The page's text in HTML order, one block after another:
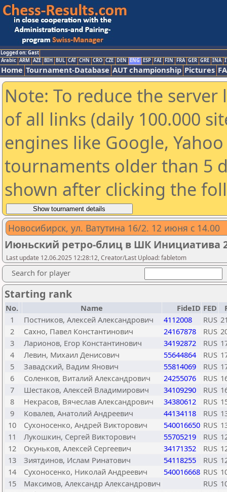
Logged on: Gast
Arabic ARM AZE BIH BUL CAT CHN CRO CZE DEN ENG ESP FAI FIN FRA GER GRE INA
Home Tournament-Database AUT championship Pictures
Note: To reduce the
of all links (daily 100.000
engines like Google,
tournaments older than 5
shown after clicking the
Новосибирск, ул. Ватутина 16/2. 12 июня с 14.00
Июньский ретро-блиц в ШК Инициатива
Last update 12.06.2025 12:28:12, Creator/Last Upload: fabletom
Search for player
Starting rank
No. Name FideID FED
1
Постников, Алексей Александрович 4112008 RUS
2
Сахно, Павел Константинович 24167878 RUS
3
Ларионов, Егор Константинович 34192872 RUS
4
Левин, Михаил Денисович 55644864 RUS
5
Завадский, Вадим Янович 55814069 RUS
6
Соленков, Виталий Александрович 24255076 RUS
7
Шестаков, Алексей Владимирович 34109290 RUS
8
Некрасов, Вячеслав Александрович 34380612 RUS
9
Ковалев, Анатолий Андреевич 44134118 RUS
10
Сухоносенко, Андрей Викторович 540016650 RUS
11
Лукошкин, Сергей Викторович 55705219 RUS
12
Окуньков, Алексей Сергеевич 34171352 RUS
13
Зиятдинов, Ислам Ринатович 54118255 RUS
14
Сухоносенко, Николай Андреевич 540016668 RUS
15
Максимов, Александр Александрович RUS